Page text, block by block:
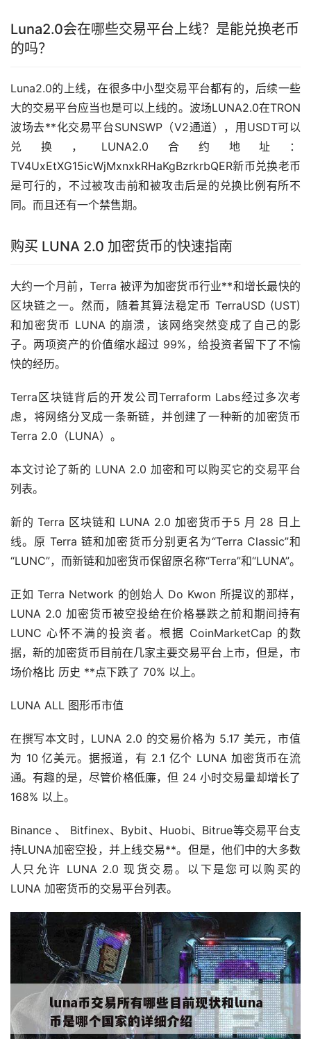
Luna2.0会在哪些交易平台上线？是能兑换老币
的吗？
Luna2.0的上线，在很多中小型交易平台都有的，后续一些
大的交易平台应当也是可以上线的。 波场LUNA2.0在TRON
波场去**化交易平台SUNSWP（V2通道），用USDT可以
兑换，LUNA2.0合约地址：
TV4UxEtXG15icWjMxnxkRHaKgBzrkrbQER新币兑换老币
是可行的，不过被攻击前和被攻击后是的兑换比例有所不
同。而且还有一个禁售期。
购买 LUNA 2.0 加密货币的快速指南
大约一个月前，Terra 被评为加密货币行业**和增长最快的
区块链之一。然而，随着其算法稳定币 TerraUSD (UST)
和加密货币 LUNA 的崩溃，该网络突然变成了自己的影
子。两项资产的价值缩水超过 99%，给投资者留下了不愉
快的经历。
Terra区块链背后的开发公司Terraform Labs经过多次考
虑，将网络分叉成一条新链，并创建了一种新的加密货币
Terra 2.0（LUNA）。
本文讨论了新的 LUNA 2.0 加密和可以购买它的交易平台
列表。
新的 Terra 区块链和 LUNA 2.0 加密货币于5 月 28 日上
线。原 Terra 链和加密货币分别更名为“Terra Classic”和
“LUNC”，而新链和加密货币保留原名称“Terra”和“LUNA”。
正如 Terra Network 的创始人 Do Kwon 所提议的那样，
LUNA 2.0 加密货币被空投给在价格暴跌之前和期间持有
LUNC 心怀不满的投资者。根据 CoinMarketCap 的数
据，新的加密货币目前在几家主要交易平台上市，但是， 市
场价格比 历史 **点下跌了 70% 以上。
LUNA ALL 图形币市值
在撰写本文时，LUNA 2.0 的交易价格为 5.17 美元，市值
为 10 亿美元。据报道，有 2.1 亿个 LUNA 加密货币在流
通。有趣的是，尽管价格低廉，但 24 小时交易量却增长了
168% 以上。
Binance 、 Bitfinex、Bybit、Huobi、Bitrue等交易平台支
持LUNA加密空投，并上线交易**。但是，他们中的大多数
人只允许 LUNA 2.0 现货交易。以下是您可以购买的
LUNA 加密货币的交易平台列表。